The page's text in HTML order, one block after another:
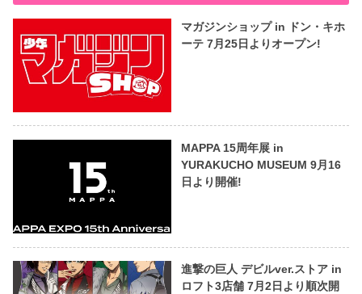
マガジンショップ in ドン・キホ
ーテ 7月25日よりオープン!
MAPPA 15周年展 in
YURAKUCHO MUSEUM 9月16
日より開催!
進撃の巨人 デビルver.ストア in
ロフト3店舗 7月2日より順次開